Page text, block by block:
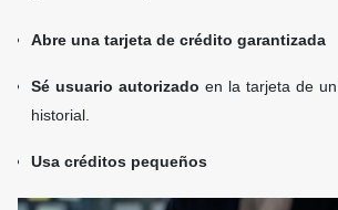
Abre una tarjeta de crédito garantizada
Sé usuario autorizado en la tarjeta de
historial.
Usa créditos pequeños